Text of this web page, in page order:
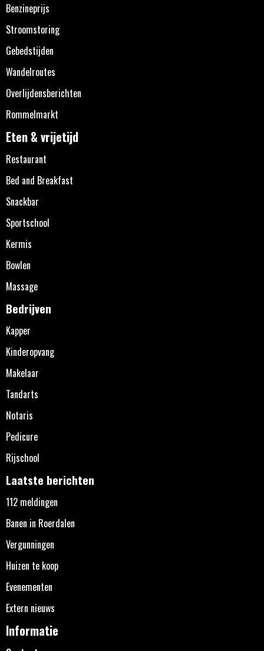
Benzineprijs
Stroomstoring
Gebedstijden
Wandelroutes
Overlijdensberichten
Rommelmarkt
Eten & vrijetijd
Restaurant
Bed and Breakfast
Snackbar
Sportschool
Kermis
Bowlen
Massage
Bedrijven
Kapper
Kinderopvang
Makelaar
Tandarts
Notaris
Pedicure
Rijschool
Laatste berichten
112 meldingen
Banen in Roerdalen
Vergunningen
Huizen te koop
Evenementen
Extern nieuws
Informatie